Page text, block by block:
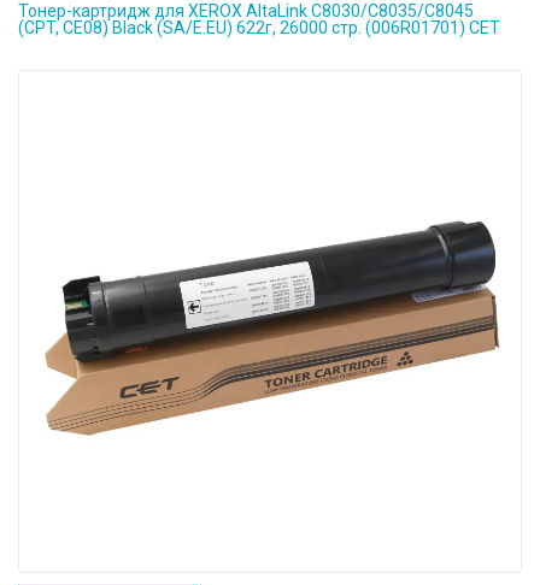
Тонер-картридж для XEROX AltaLink C8030/C8035/C8045
(CPT, CE08) Black (SA/E.EU) 622г, 26000 стр. (006R01701) CET